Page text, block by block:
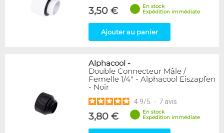
3,50 €
En stock
Expédition immédiate
Ajouter au panier
Alphacool -
Double Connecteur Mâle /
Femelle 1/4" - Alphacool Eiszapfen
- Noir
4.9/5 - 7 avis
3,80 €
En stock
Expédition immédiate